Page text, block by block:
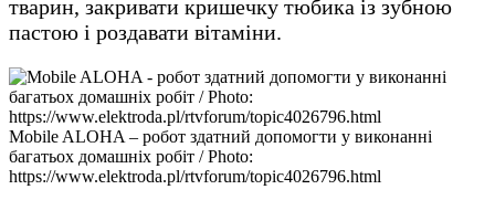
тварин, закривати кришечку тюбика із зубною
пастою і роздавати вітаміни.
Mobile ALOHA – робот здатний допомогти у виконанні
багатьох домашніх робіт / Photo:
https://www.elektroda.pl/rtvforum/topic4026796.html